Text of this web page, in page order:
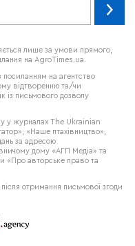
лише за умови прямого,
на AgroTimes.ua.
посиланням на агентство
відтворенню та/чи
із письмового дозволу
у журналах The Ukrainian
«Наше птахівництво»,
за адресою
дому «АГП Медіа» та
«Про авторське право та
отримання письмової згоди